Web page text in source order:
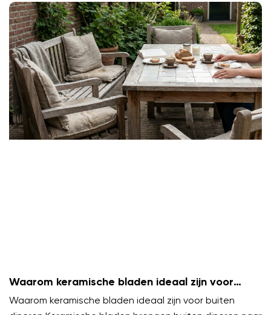
Waarom keramische bladen ideaal zijn voor
buiten dineren
Waarom keramische bladen ideaal zijn voor buiten